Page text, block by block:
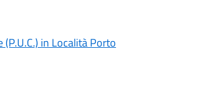
in Località Porto